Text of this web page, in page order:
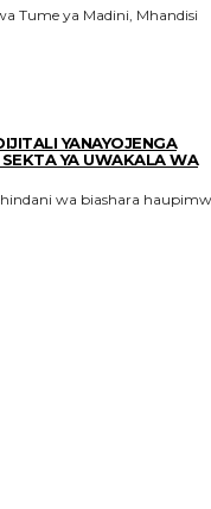
YANAYOJENGA
YA UWAKALA WA